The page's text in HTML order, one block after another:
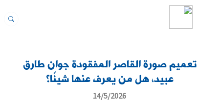
تعميم صورة القاصر المفقودة جوان طارق
عبيد، هل من يعرف عنها شيئًا؟
14/5/2026